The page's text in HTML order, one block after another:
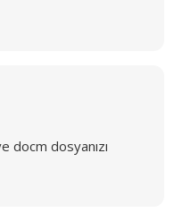
docm dosyanızı